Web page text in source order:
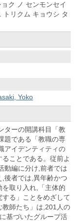
ク ノ センモンセイ
トリクム キョウシ タ
Yoko
ターの開講科目「教
題である「教職の専
アイデンティティの
ことである。従前よ
動編に分け,前者では
後者では,異年齢かつ
取り入れ,「主体的
る」ことをめざして
教師たち」は,201人の
基づいたグループ活